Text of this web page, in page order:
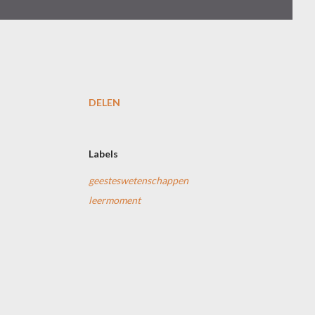
DELEN
Labels
geesteswetenschappen
leermoment